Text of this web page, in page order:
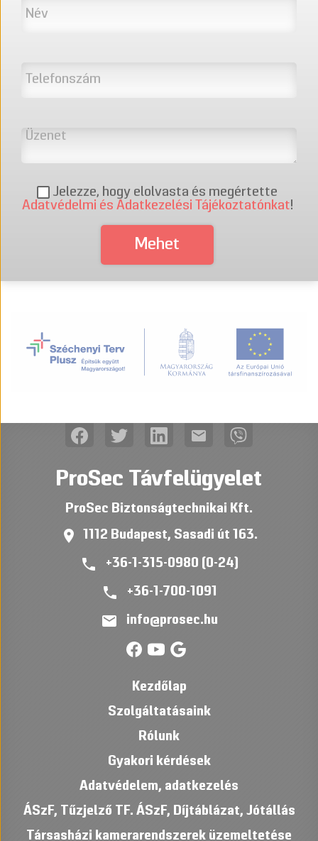
Jelezze, hogy elolvasta és megértette
Adatvédelmi és Adatkezelési Tájékoztatónkat!
mail
ProSec Távfelügyelet
ProSec Biztonságtechnikai Kft.
place 1112 Budapest, Sasadi út 163.
phone +36-1-315-0980 (0-24)
phone +36-1-700-1091
mail info@prosec.hu
Kezdőlap
Szolgáltatásaink
Rólunk
Gyakori kérdések
Adatvédelem, adatkezelés
ÁSzF, Tűzjelző TF. ÁSzF, Díjtáblázat, Jótállás
Társasházi kamerarendszerek üzemeltetése